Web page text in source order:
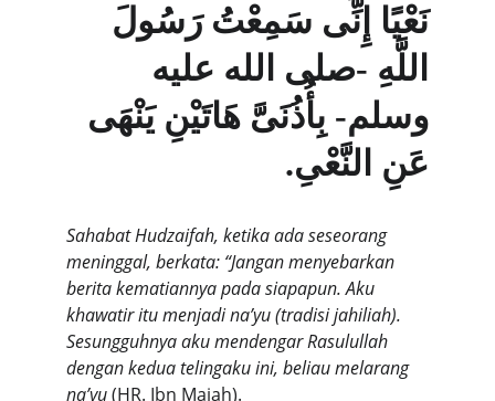
نَعْيًا إِنِّى سَمِعْتُ رَسُولَ
اللَّهِ -صلى الله عليه
وسلم- بِأُذُنَىَّ هَاتَيْنِ يَنْهَى
عَنِ النَّعْىِ.
Sahabat Hudzaifah, ketika ada seseorang
meninggal, berkata: “Jangan menyebarkan
berita kematiannya pada siapapun. Aku
khawatir itu menjadi na’yu (tradisi jahiliah).
Sesungguhnya aku mendengar Rasulullah
dengan kedua telingaku ini, beliau melarang
na’yu (HR. Ibn Majah).